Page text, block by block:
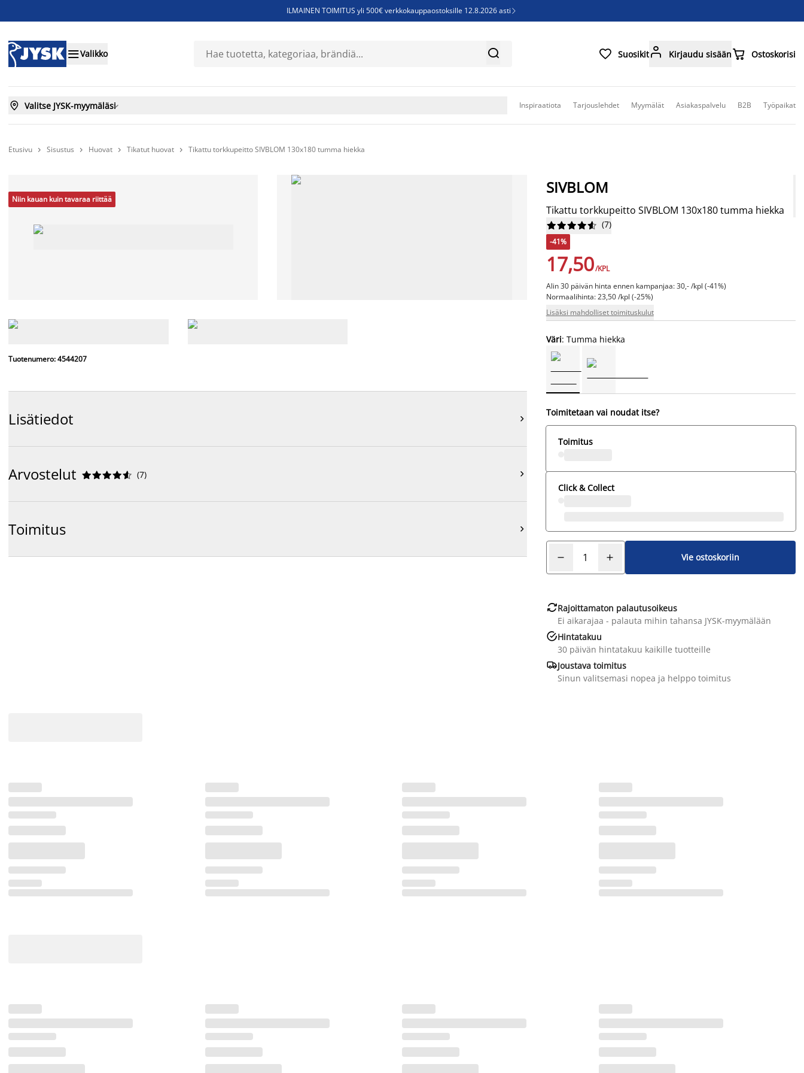
ILMAINEN TOIMITUS yli 500€ verkkokauppaostoksille 12.8.2026 asti 
Sijauspatjoja - Säästä jopa 60%
Valikko   Suosikit Kirjaudu sisään Ostoskorisi
 Valitse JYSK-myymäläsi Inspiraatiota Tarjouslehdet Myymälät Asiakaspalvelu B2B Työpaikat
Etusivu  Sisustus  Huovat  Tikatut huovat  Tikattu torkkupeitto SIVBLOM 130x180 tumma hiekka
Niin kauan kuin tavaraa riittää
Tuotenumero: 4544207
Lisätiedot 
Arvostelut 




 (7) 
Toimitus 
SIVBLOM
Tikattu torkkupeitto SIVBLOM 130x180 tumma hiekka





 (7)
-41%
17,50/KPL
Alin 30 päivän hinta ennen kampanjaa: 30,- /kpl (-41%)
Normaalihinta: 23,50 /kpl (-25%)
Lisäksi mahdolliset toimituskulut
Väri: Tumma hiekka
Toimitetaan vai noudat itse?
Toimitus
Click & Collect
Vie ostoskoriin
Rajoittamaton palautusoikeus
Ei aikarajaa - palauta mihin tahansa JYSK-myymälään
Hintatakuu
30 päivän hintatakuu kaikille tuotteille
Joustava toimitus
Sinun valitsemasi nopea ja helppo toimitus